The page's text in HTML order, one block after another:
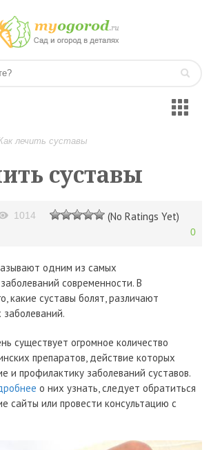
лечить суставы
суставы
1014 (No Ratings Yet)
0
одним из самых
современности. В
какие суставы болят, различают
заболеваний.
существует огромное количество
препаратов, действие которых
и профилактику заболеваний суставов.
о них узнать, следует обратиться
сайты или провести консультацию с